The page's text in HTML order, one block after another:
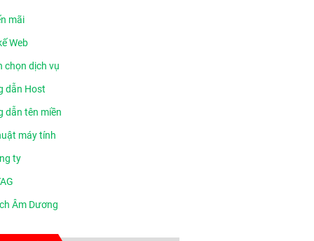
mãi
Web
chọn dịch vụ
dẫn Host
dẫn tên miền
máy tính
ty
Âm Dương